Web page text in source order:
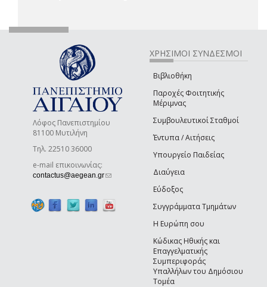
Λόφος Πανεπιστημίου
81100 Μυτιλήνη
Τηλ. 22510 36000
e-mail επικοινωνίας:
contactus@aegean.gr(link sends e-mail)
ΧΡΗΣΙΜΟΙ ΣΥΝΔΕΣΜΟΙ
Βιβλιοθήκη
Παροχές Φοιτητικής
Μέριμνας
Συμβουλευτικοί Σταθμοί
Έντυπα / Αιτήσεις
Υπουργείο Παιδείας
Διαύγεια
Εύδοξος
Συγγράμματα Τμημάτων
Η Ευρώπη σου
Κώδικας Ηθικής και
Επαγγελματικής
Συμπεριφοράς
Υπαλλήλων του Δημόσιου
Τομέα